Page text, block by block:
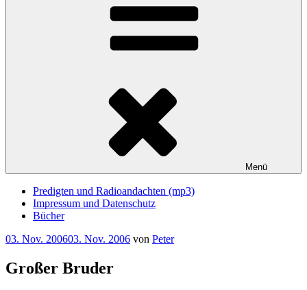
Menü
Predigten und Radioandachten (mp3)
Impressum und Datenschutz
Bücher
Veröffentlicht
03. Nov. 200603. Nov. 2006 von Peter
Großer Bruder